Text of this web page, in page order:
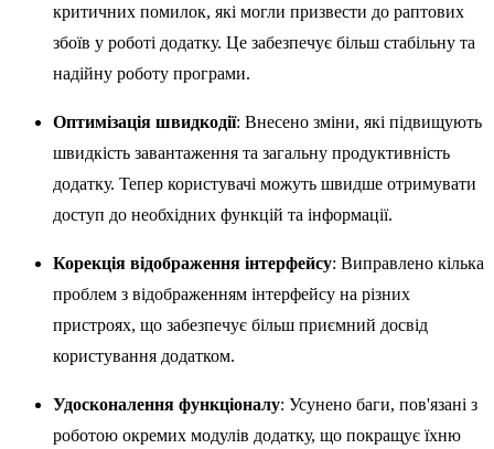
критичних помилок, які могли призвести до раптових
збоїв у роботі додатку. Це забезпечує більш стабільну та
надійну роботу програми.
Оптимізація швидкодії: Внесено зміни, які підвищують
швидкість завантаження та загальну продуктивність
додатку. Тепер користувачі можуть швидше отримувати
доступ до необхідних функцій та інформації.
Корекція відображення інтерфейсу: Виправлено кілька
проблем з відображенням інтерфейсу на різних
пристроях, що забезпечує більш приємний досвід
користування додатком.
Удосконалення функціоналу: Усунено баги, пов'язані з
роботою окремих модулів додатку, що покращує їхню